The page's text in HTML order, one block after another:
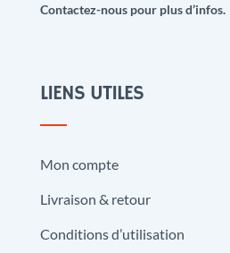
Contactez-nous pour plus d’infos.
LIENS UTILES
Mon compte
Livraison & retour
Conditions d’utilisation